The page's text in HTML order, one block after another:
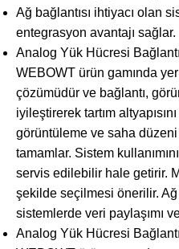
Ağ bağlantısı ihtiyacı olan
entegrasyon avantajı sağlar.
Analog Yük Hücresi
WEBOWT ürün gamında
çözümüdür ve bağlantı,
iyileştirerek tartım
görüntüleme ve saha düzeni
tamamlar. Sistem
servis edilebilir hale getirir.
şekilde seçilmesi önerilir. Ağ
sistemlerde veri paylaşımı
Analog Yük Hücresi